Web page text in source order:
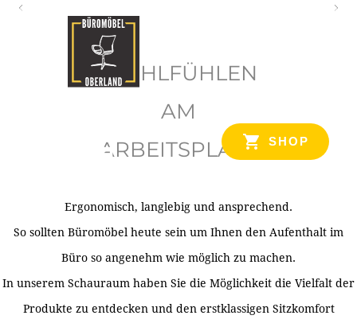
SHOP
WOHLFÜHLEN
AM
ARBEITSPLATZ
Ergonomisch, langlebig und ansprechend.
So sollten Büromöbel heute sein um Ihnen den Aufenthalt im
Büro so angenehm wie möglich zu machen.
In unserem Schauraum haben Sie die Möglichkeit die Vielfalt der
Produkte zu entdecken und den erstklassigen Sitzkomfort